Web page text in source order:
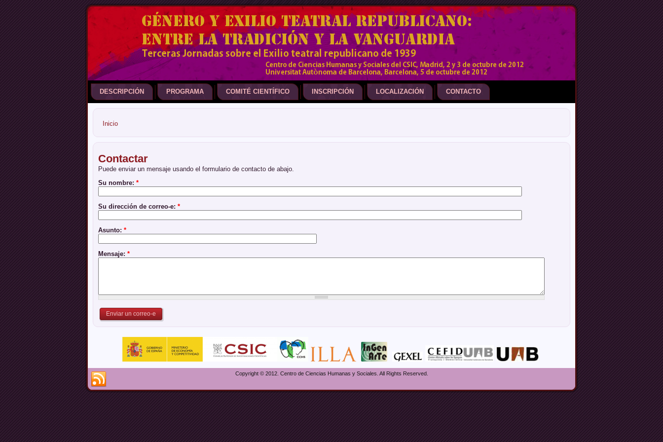
DESCRIPCIÓN PROGRAMA COMITÉ CIENTÍFICO INSCRIPCIÓN LOCALIZACIÓN CONTACTO
Inicio
Contactar
Puede enviar un mensaje usando el formulario de contacto de abajo.
Su nombre: *
Su dirección de correo-e: *
Asunto: *
Mensaje: *
Copyright © 2012. Centro de Ciencias Humanas y Sociales. All Rights Reserved.